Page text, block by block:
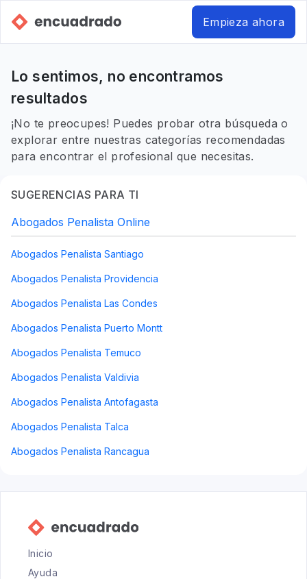
Empieza ahora
Lo sentimos, no encontramos
resultados
¡No te preocupes! Puedes probar otra búsqueda o
explorar entre nuestras categorías recomendadas
para encontrar el profesional que necesitas.
SUGERENCIAS PARA TI
Abogados Penalista Online
Abogados Penalista Santiago
Abogados Penalista Providencia
Abogados Penalista Las Condes
Abogados Penalista Puerto Montt
Abogados Penalista Temuco
Abogados Penalista Valdivia
Abogados Penalista Antofagasta
Abogados Penalista Talca
Abogados Penalista Rancagua
Inicio
Ayuda